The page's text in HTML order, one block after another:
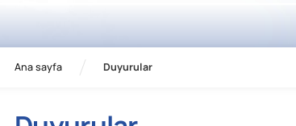
Ana sayfa Duyurular